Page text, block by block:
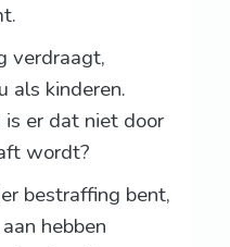
verdraagt,
als kinderen.
er dat niet door
wordt?
bestraffing bent,
hebben